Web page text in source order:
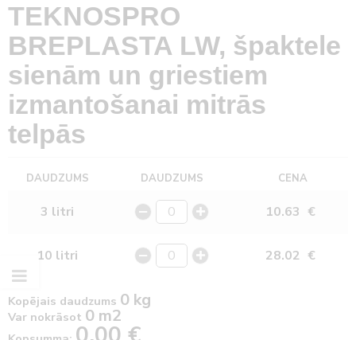
TEKNOSPRO
BREPLASTA LW, špaktele
sienām un griestiem
izmantošanai mitrās
telpās
DAUDZUMS DAUDZUMS CENA
3 litri 10.63 €
10 litri 28.02 €
Kopējais daudzums 0 kg
Var nokrāsot 0 m2